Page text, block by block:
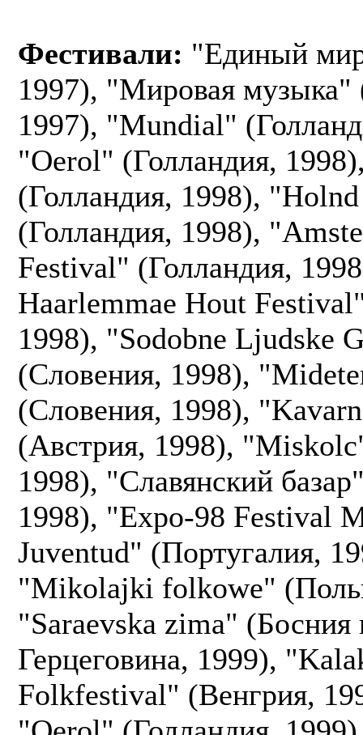
Фестивали: "Единый
1997), "Мировая музыка"
1997), "Mundial"
"Oerol" (Голландия,
(Голландия, 1998),
(Голландия, 1998),
Festival" (Голландия,
Haarlemmae Hout
1998), "Sodobne Ljudske
(Словения, 1998),
(Словения, 1998),
(Австрия, 1998),
1998), "Славянский
1998), "Expo-98 Festival
Juventud" (Португалия,
"Mikolajki folkowe"
"Saraevska zima" (Босния
Герцеговина, 1999),
Folkfestival" (Венгрия,